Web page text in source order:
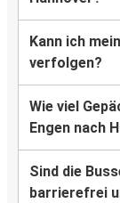
Kann ich
verfolgen?
Wie viel
Engen nach
Sind die
barrierefrei